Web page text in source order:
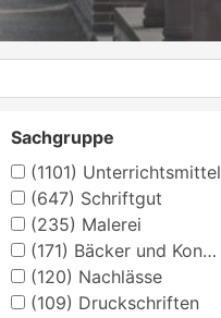
Sachgruppe
(1101) Unterrichtsmittel
(647) Schriftgut
(235) Malerei
(171) Bäcker und Konditor
(120) Nachlässe
(109) Druckschriften